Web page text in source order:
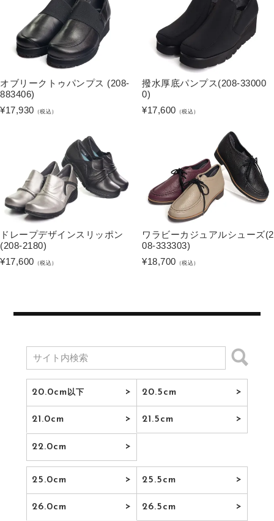
オブリークトゥパンプス (208-
883406)
¥17,930 （税込）
撥水厚底パンプス(208-33000
0)
¥17,600 （税込）
ドレープデザインスリッポン
(208-2180)
¥17,600 （税込）
ワラビーカジュアルシューズ(2
08-333303)
¥18,700 （税込）
20.0cm以下 20.5cm
21.0cm 21.5cm
22.0cm
25.0cm 25.5cm
26.0cm 26.5cm